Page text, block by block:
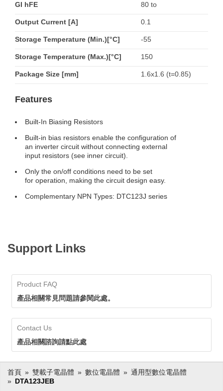
GI hFE 80 to
Output Current [A] 0.1
Storage Temperature (Min.)[°C] -55
Storage Temperature (Max.)[°C] 150
Package Size [mm] 1.6x1.6 (t=0.85)
Features
Built-In Biasing Resistors
Built-in bias resistors enable the configuration of
an inverter circuit without connecting external
input resistors (see inner circuit).
Only the on/off conditions need to be set
for operation, making the circuit design easy.
Complementary NPN Types: DTC123J series
Support Links
Product FAQ
產品相關常見問題請參閱此處。
Contact Us
產品相關諮詢請點此處
首頁 雙載子電晶體 數位電晶體
通用型數位電晶體
DTA123JEB